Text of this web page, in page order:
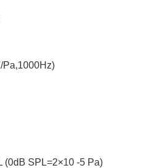
Pa,1000Hz)
(0dB SPL=2×10 -5 Pa)